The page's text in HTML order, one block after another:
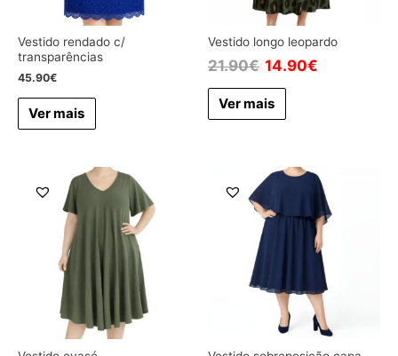
Vestido rendado c/
transparências
45.90€
Ver mais
Vestido longo leopardo
21.90€ 14.90€
Ver mais